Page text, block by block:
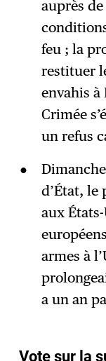
auprès
feu ; la
restituer
envahis à
Crimée
un refus
d’État, le
aux
armes à
a un an